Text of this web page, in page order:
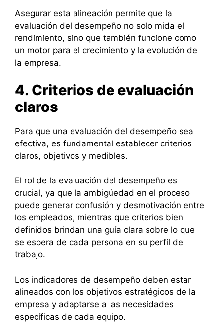
Asegurar esta alineación permite que la
evaluación del desempeño no solo mida el
rendimiento, sino que también funcione como
un motor para el crecimiento y la evolución de
la empresa.
4. Criterios de evaluación
claros
Para que una evaluación del desempeño sea
efectiva, es fundamental establecer criterios
claros, objetivos y medibles.
El rol de la evaluación del desempeño es
crucial, ya que la ambigüedad en el proceso
puede generar confusión y desmotivación entre
los empleados, mientras que criterios bien
definidos brindan una guía clara sobre lo que
se espera de cada persona en su perfil de
trabajo.
Los indicadores de desempeño deben estar
alineados con los objetivos estratégicos de la
empresa y adaptarse a las necesidades
específicas de cada equipo.